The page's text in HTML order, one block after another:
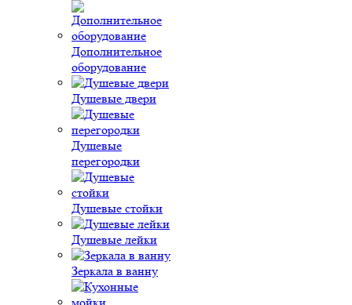
Дополнительное
оборудование
Душевые двери
Душевые
перегородки
Душевые стойки
Душевые лейки
Зеркала в ванну